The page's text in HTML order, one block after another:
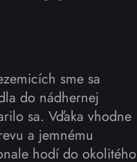
sme sa
do nádhernej
sa. Vďaka vhodne
a jemnému
hodí do okolitého